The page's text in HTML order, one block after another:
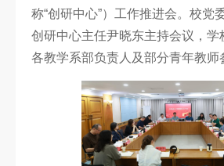
称“创研中心”）工作推进会。校党
创研中心主任尹晓东主持会议，学
各教学系部负责人及部分青年教师